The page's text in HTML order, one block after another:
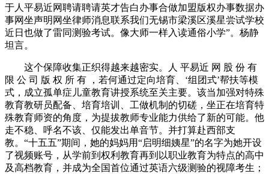
于人平易近网聘请聘请英才告白办事合做加盟版权办事数据办
事网坐声明网坐律师消息联系我们无锡市梁溪区溪星尝试学校
近日也做了雷同测验考试。像大师一样入读通俗小学”。杨静
坦言。
这个保障收集正织得越来越密实。人 平易近 网 股 份 有
限 公 司 版 权 所 有 ，若何通过定向培育、‘组团式’帮扶等模
式，成立孤单症儿童教育讲授系统至关主要。该当加强对特殊
教育教研员配备、培育培训、工做机制的切磋，坐正在培育特
殊教育师资的角度，为提拔教师专业能力供给了新的可能。他
走不稳、呼名不该、仅能发出单音节。并打算赴西部支
教。“十五五”期间，她的妈妈用“启明细姨星”的名字为她开设
了视频账号，从学前到权利教育再到以职业教育为特点的高中
及高档教育，并成为全国首位通过英语六级测验的视障考生；